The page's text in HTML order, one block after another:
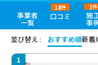
事業者
一覧
口コミ
18件
施
事
1件
並び替え :
おすすめ順新着
1